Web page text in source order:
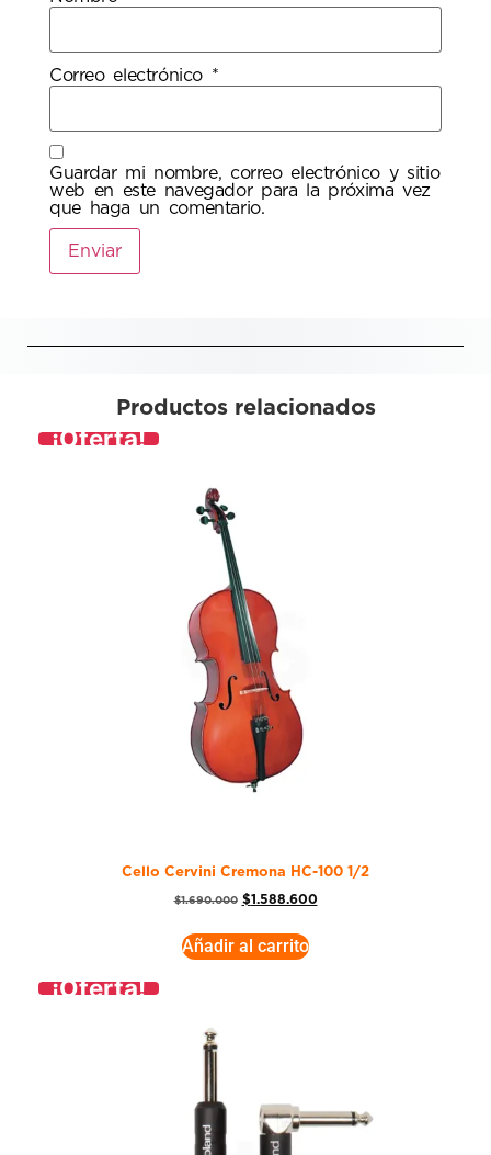
Correo electrónico *
Guardar mi nombre, correo electrónico y sitio
web en este navegador para la próxima vez
que haga un comentario.
Productos relacionados
¡Oferta!
Cello Cervini Cremona HC-100 1/2
$1.690.000 $1.588.600
Añadir al carrito
¡Oferta!